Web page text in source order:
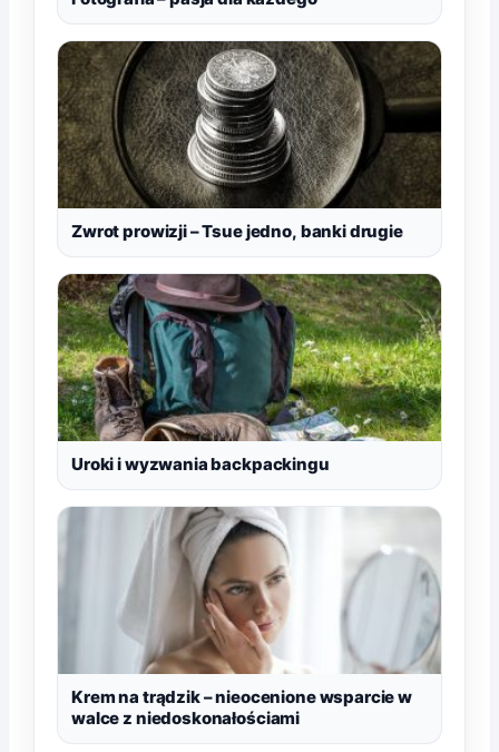
Zwrot prowizji – Tsue jedno, banki drugie
Uroki i wyzwania backpackingu
Krem na trądzik – nieocenione wsparcie w
walce z niedoskonałościami